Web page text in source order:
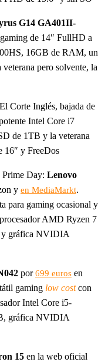
G14 GA401II-
de 14″ FullHD a
16GB de RAM, un
pero solvente, la
Corte Inglés, bajada de
Intel Core i7
de 1TB y la veterana
16″ y FreeDos
Prime Day: Lenovo
y en MediaMarkt.
para gaming ocasional y
AMD Ryzen 7
y gráfica NVIDIA
por699 euros en
gaming low costcon
Intel Core i5-
gráfica NVIDIA
15 en la web oficial